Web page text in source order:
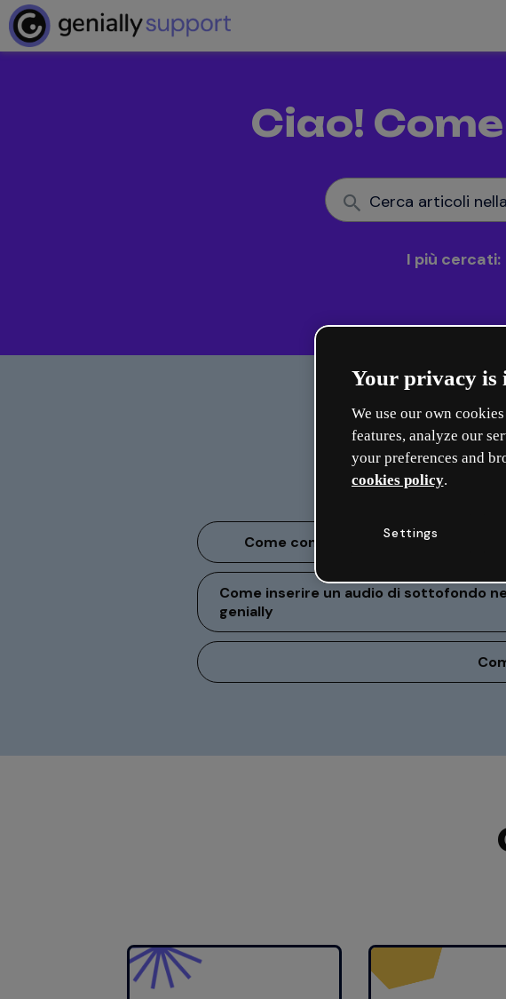
Ciao!
Cerca articoli
I più cercati:
Come condividere le tue creazioni
Come inserire un audio di sottofondo
genially
Your privacy is
We use our own
features, analyze our
your preferences and
cookies policy.
Settings